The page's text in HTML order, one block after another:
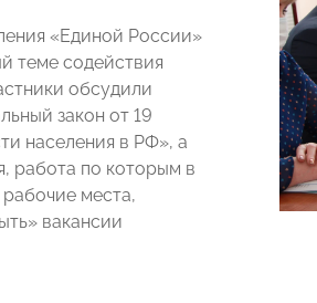
«Единой России»
теме содействия
обсудили
закон от 19
населения в РФ», а
работа по которым в
места,
вакансии